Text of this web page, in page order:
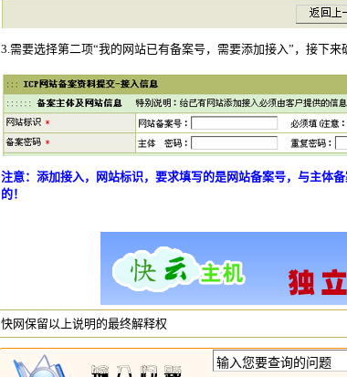
3.需要选择第二项“我的网站已有备案号，需要添加接入”，接下来
注意：添加接入，网站标识，要求填写的是网站备案号，与主体
的！
快网保留以上说明的最终解释权